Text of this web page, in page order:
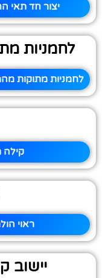
יצור חד תאי
לחמניות
לחמניות מתוקות
קילה
ראוי
יישוב